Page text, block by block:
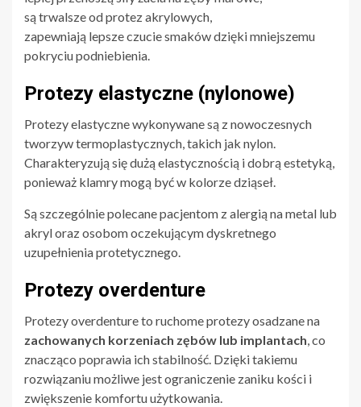
są trwalsze od protez akrylowych,
zapewniają lepsze czucie smaków dzięki mniejszemu
pokryciu podniebienia.
Protezy elastyczne (nylonowe)
Protezy elastyczne wykonywane są z nowoczesnych
tworzyw termoplastycznych, takich jak nylon.
Charakteryzują się dużą elastycznością i dobrą estetyką,
ponieważ klamry mogą być w kolorze dziąseł.
Są szczególnie polecane pacjentom z alergią na metal lub
akryl oraz osobom oczekującym dyskretnego
uzupełnienia protetycznego.
Protezy overdenture
Protezy overdenture to ruchome protezy osadzane na
zachowanych korzeniach zębów lub implantach, co
znacząco poprawia ich stabilność. Dzięki takiemu
rozwiązaniu możliwe jest ograniczenie zaniku kości i
zwiększenie komfortu użytkowania.